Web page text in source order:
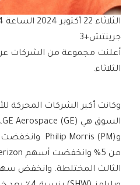
جرينتش+3
أعلنت مجموعة من الشركات عن
الثلاثاء.
وكانت أكبر الشركات المحركة
الثالث المختلطة. وانخفض